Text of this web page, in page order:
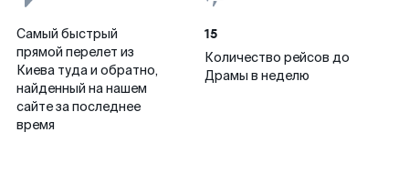
Самый быстрый
прямой перелет из
Киева туда и обратно,
найденный на нашем
сайте за последнее
время
15
Количество рейсов до
Драмы в неделю